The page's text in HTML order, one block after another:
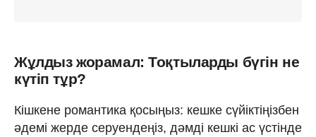
Жұлдыз жорамал: Тоқтыларды бүгін не
күтіп тұр?
Кішкене романтика қосыңыз: кешке сүйіктіңізбен
әдемі жерде серуендеңіз, дәмді кешкі ас үстінде